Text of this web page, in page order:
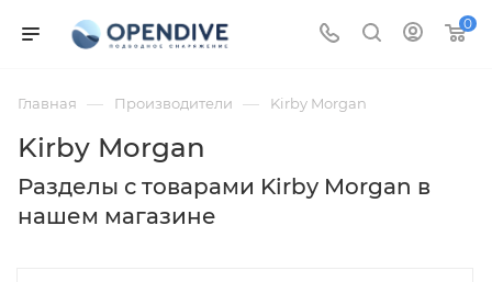
0
Главная — Производители — Kirby Morgan
Kirby Morgan
Разделы с товарами Kirby Morgan в
нашем магазине